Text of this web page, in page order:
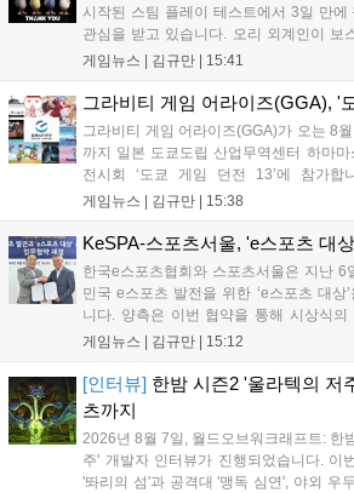
시작된 스팀 플레이 테스트에서 3일 만
관심을 받고 있습니다. 오리 외계인이 보
최대 4인 협동을 지원하며, 소음 관리와 물
을 개선 중이며, 상세 정보는 스팀 페이지
게임뉴스 | 김규만 | 15:41
그라비티 게임 어라이즈(GGA), '
그라비티 게임 어라이즈(GGA)가 오는 8
까지 일본 도쿄도립 산업무역센터 하마
전시회 ‘도쿄 게임 던전 13’에 참가합
‘JALECO ARCADE COLLECTION’ 시리
입니다. 시연 참여 관람객에게는 선착순
게임뉴스 | 김규만 | 15:38
KeSPA-스포츠서울, 'e스포츠 대
한국e스포츠협회와 스포츠서울은 지난
민국 e스포츠 발전을 위한 ‘e스포츠 대상
니다. 양측은 이번 협약을 통해 시상식의
MZ세대를 겨냥한 미디어 영향력을 확대
되는 이번 시상식이 e스포츠의 성과와 가
사가 되도록 노력하겠다고 밝혔습니다....
게임뉴스 | 김규만 | 15:12
[인터뷰] 한밤 시즌2 '울라텍의 저
츠까지
2026년 8월 7일, 월드오브워크래프트: 한
주' 개발자 인터뷰가 진행되었습니다. 이
'똬리의 섬'과 공격대 '맹독 심연', 야외 우